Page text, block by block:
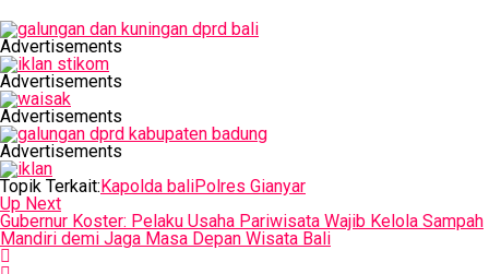
Advertisements
Advertisements
Advertisements
Advertisements
Topik Terkait:Kapolda baliPolres Gianyar
Up Next
Gubernur Koster: Pelaku Usaha Pariwisata Wajib Kelola Sampah
Mandiri demi Jaga Masa Depan Wisata Bali